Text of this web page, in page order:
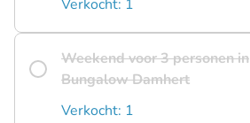
Verkocht: 1
Weekend voor 3 personen in
Bungalow Damhert
Verkocht: 1